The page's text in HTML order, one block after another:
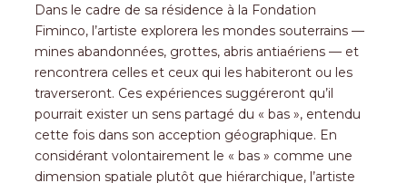
Dans le cadre de sa résidence à la Fondation
Fiminco, l’artiste explorera les mondes souterrains —
mines abandonnées, grottes, abris antiaériens — et
rencontrera celles et ceux qui les habiteront ou les
traverseront. Ces expériences suggéreront qu’il
pourrait exister un sens partagé du « bas », entendu
cette fois dans son acception géographique. En
considérant volontairement le « bas » comme une
dimension spatiale plutôt que hiérarchique, l’artiste